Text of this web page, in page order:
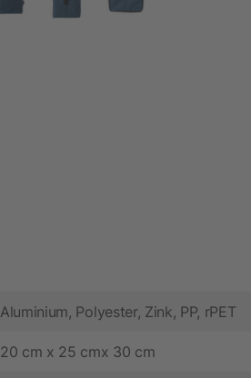
Aluminium, Polyester, Zink, PP, rPET
20 cm x 25 cmx 30 cm